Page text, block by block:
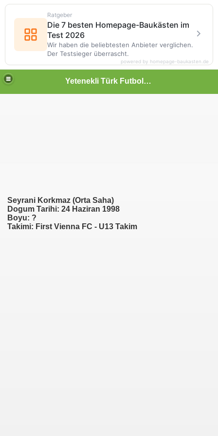
Yetenekli Türk Futbolcular
Seyrani Korkmaz (Orta Saha)
Dogum Tarihi: 24 Haziran 1998
Boyu: ?
Takimi: First Vienna FC - U13 Takim
Ratgeber
Die 7 besten Homepage-Baukästen im
Test 2026
Wir haben die beliebtesten Anbieter verglichen.
Der Testsieger überrascht.
powered by homepage-baukasten.de